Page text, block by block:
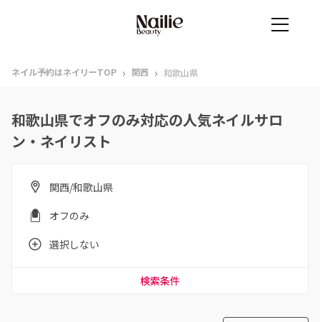
ネイル予約はネイリーTOP › 関西 › 和歌山県
和歌山県でオフのみ対応の人気ネイルサロ
ン・ネイリスト
関西/和歌山県
オフのみ
選択しない
検索条件